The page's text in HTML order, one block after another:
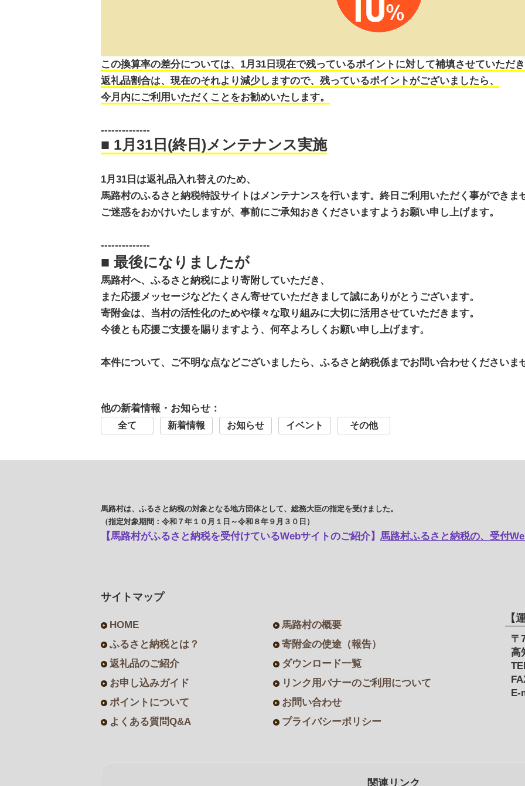
この換算率の差分については、1月31日現在で残っているポイントに対して補填させていただき
返礼品割合は、現在のそれより減少しますので、残っているポイントがございましたら、
今月内にご利用いただくことをお勧めいたします。
--------------
■ 1月31日(終日)メンテナンス実施
1月31日は返礼品入れ替えのため、
馬路村のふるさと納税特設サイトはメンテナンスを行います。終日ご利用いただく事ができま
ご迷惑をおかけいたしますが、事前にご承知おきくださいますようお願い申し上げます。
--------------
■ 最後になりましたが
馬路村へ、ふるさと納税により寄附していただき、
また応援メッセージなどたくさん寄せていただきまして誠にありがとうございます。
寄附金は、当村の活性化のためや様々な取り組みに大切に活用させていただきます。
今後とも応援ご支援を賜りますよう、何卒よろしくお願い申し上げます。
本件について、ご不明な点などございましたら、ふるさと納税係までお問い合わせくださいま
他の新着情報・お知らせ：
全て 新着情報 お知らせ イベント その他
馬路村は、ふるさと納税の対象となる地方団体として、総務大臣の指定を受けました。
（指定対象期間：令和７年１０月１日～令和８年９月３０日）
【馬路村がふるさと納税を受付けているWebサイトのご紹介】 馬路村ふるさと納税の、受付
サイトマップ
HOME
ふるさと納税とは？
返礼品のご紹介
お申し込みガイド
ポイントについて
よくある質問Q&A
馬路村の概要
寄附金の使途（報告）
ダウンロード一覧
リンク用バナーのご利用について
お問い合わせ
プライバシーポリシー
【
〒
高
E-
関連リンク